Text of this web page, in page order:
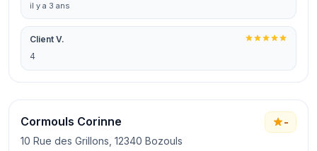
il y a 3 ans
Client V.
4
Cormouls Corinne
10 Rue des Grillons, 12340 Bozouls
-